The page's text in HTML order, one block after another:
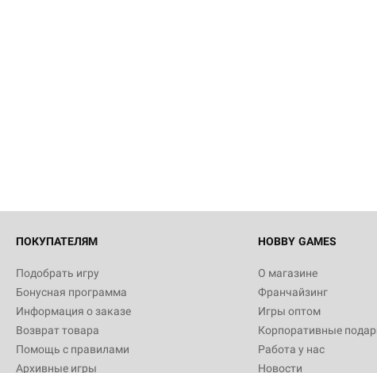
ПОКУПАТЕЛЯМ
Подобрать игру
Бонусная программа
Информация о заказе
Возврат товара
Помощь с правилами
Архивные игры
HOBBY GAMES
О магазине
Франчайзинг
Игры оптом
Корпоративные
Работа у нас
Новости